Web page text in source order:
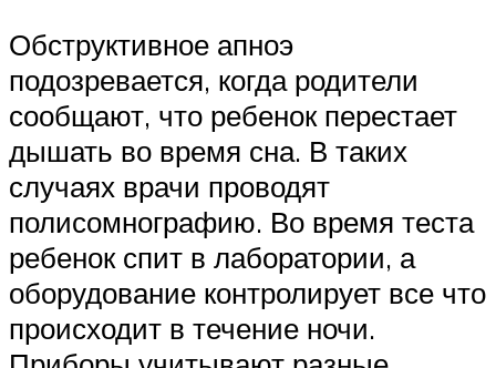
Обструктивное апноэ
подозревается, когда родители
сообщают, что ребенок перестает
дышать во время сна. В таких
случаях врачи проводят
полисомнографию. Во время теста
ребенок спит в лаборатории, а
оборудование контролирует все что
происходит в течение ночи.